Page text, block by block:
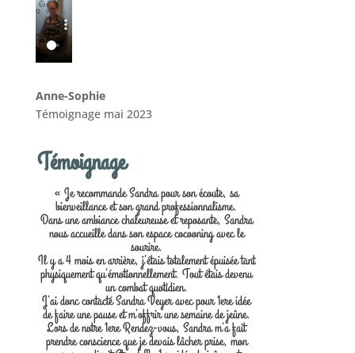
Anne-Sophie
Témoignage mai 2023
Témoignage
« Je recommande Sandra pour son écoute, sa
bienveillance et son grand professionnalisme.
Dans une ambiance chaleureuse et reposante, Sandra
nous accueille dans son espace cocooning avec le
sourire.
Il y a 4 mois en arrière, j’étais totalement épuisée tant
physiquement qu’émotionnellement. Tout étais devenu
un combat quotidien.
J’ai donc contacté Sandra Veyer avec pour 1ere idée
de faire une pause et m’offrir une semaine de jeûne.
Lors de notre 1ere Rendez-vous, Sandra m’a fait
prendre conscience que je devais lâcher prise, mon